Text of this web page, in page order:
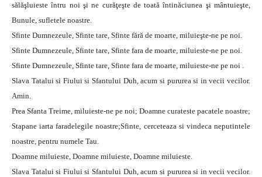
sălăşluieste întru noi şi ne curăţeşte de toată întinăciunea şi mântuieşte,
Bunule, sufletele noastre.
Sfinte Dumnezeule, Sfinte tare, Sfinte fără de moarte, miluieşte-ne pe noi.
Sfinte Dumnezeule, Sfinte tare, Sfinte fara de moarte, miluieste-ne pe noi.
Sfinte Dumnezeule, Sfinte tare, Sfinte fara de moarte, miluieste-ne pe noi .
Slava Tatalui si Fiului si Sfantului Duh, acum si pururea si in vecii vecilor.
Amin.
Prea Sfanta Treime, miluieste-ne pe noi; Doamne curateste pacatele noastre;
Stapane iarta faradelegile noastre;Sfinte, cerceteaza si vindeca neputintele
noastre, pentru numele Tau.
Doamne miluieste, Doamne miluieste, Doamne miluieste.
Slava Tatalui si Fiului si Sfantului Duh, acum si pururea si in vecii vecilor.